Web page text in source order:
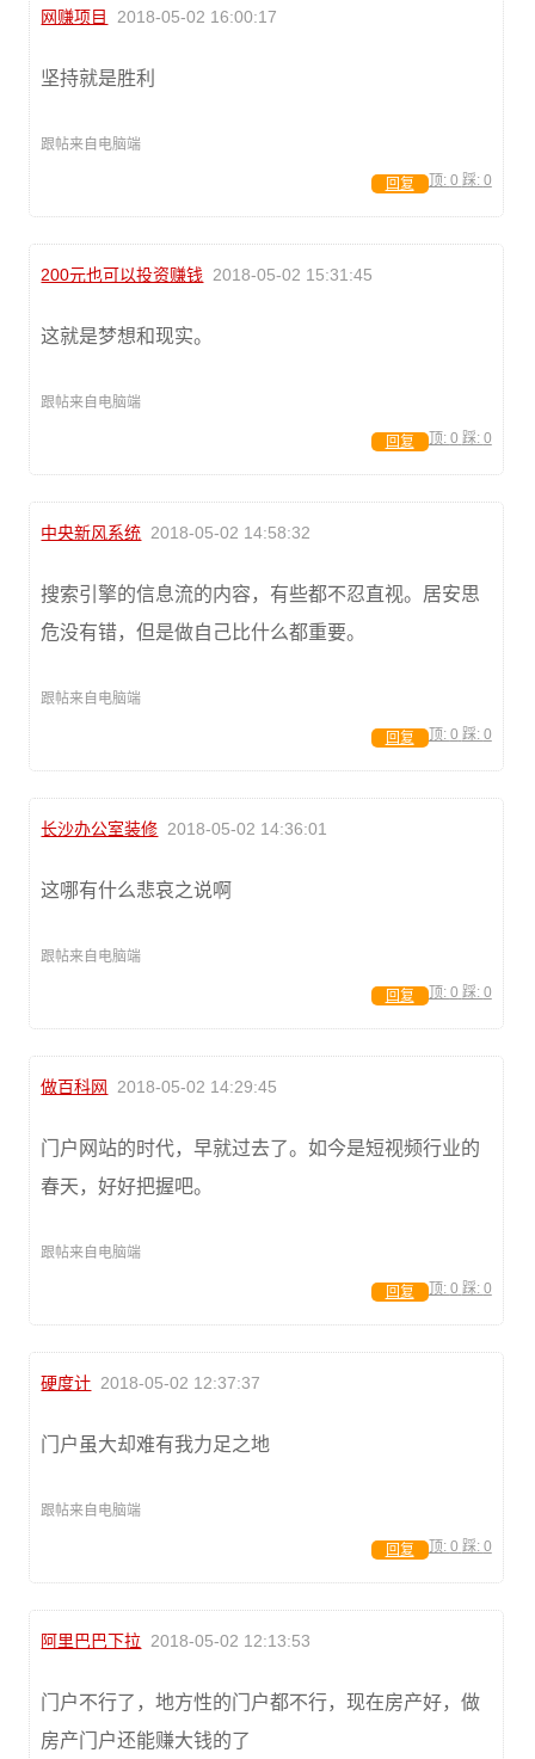
网赚项目 2018-05-02 16:00:17
坚持就是胜利
跟帖来自电脑端
顶: 0 踩: 0
回复
200元也可以投资赚钱 2018-05-02 15:31:45
这就是梦想和现实。
跟帖来自电脑端
顶: 0 踩: 0
回复
中央新风系统 2018-05-02 14:58:32
搜索引擎的信息流的内容，有些都不忍直视。居安思
危没有错，但是做自己比什么都重要。
跟帖来自电脑端
顶: 0 踩: 0
回复
长沙办公室装修 2018-05-02 14:36:01
这哪有什么悲哀之说啊
跟帖来自电脑端
顶: 0 踩: 0
回复
做百科网 2018-05-02 14:29:45
门户网站的时代，早就过去了。如今是短视频行业的
春天，好好把握吧。
跟帖来自电脑端
顶: 0 踩: 0
回复
硬度计 2018-05-02 12:37:37
门户虽大却难有我力足之地
跟帖来自电脑端
顶: 0 踩: 0
回复
阿里巴巴下拉 2018-05-02 12:13:53
门户不行了，地方性的门户都不行，现在房产好，做
房产门户还能赚大钱的了